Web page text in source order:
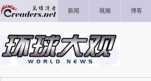
新闻 视频 博客